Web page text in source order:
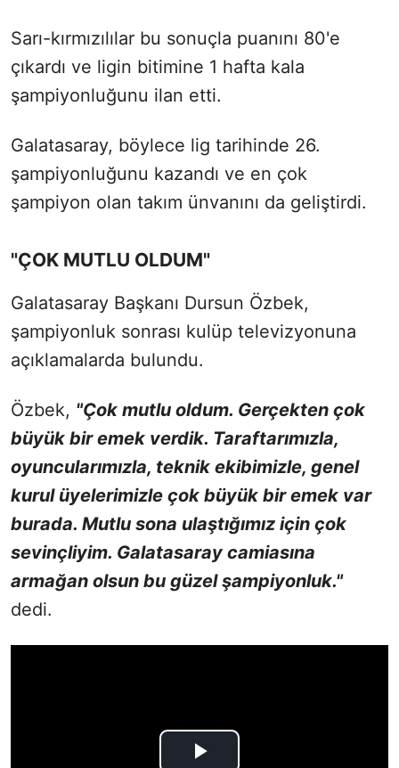
Sarı-kırmızılılar bu sonuçla puanını 80'e
çıkardı ve ligin bitimine 1 hafta kala
şampiyonluğunu ilan etti.
Galatasaray, böylece lig tarihinde 26.
şampiyonluğunu kazandı ve en çok
şampiyon olan takım ünvanını da geliştirdi.
"ÇOK MUTLU OLDUM"
Galatasaray Başkanı Dursun Özbek,
şampiyonluk sonrası kulüp televizyonuna
açıklamalarda bulundu.
Özbek, "Çok mutlu oldum. Gerçekten çok
büyük bir emek verdik. Taraftarımızla,
oyuncularımızla, teknik ekibimizle, genel
kurul üyelerimizle çok büyük bir emek var
burada. Mutlu sona ulaştığımız için çok
sevinçliyim. Galatasaray camiasına
armağan olsun bu güzel şampiyonluk."
dedi.